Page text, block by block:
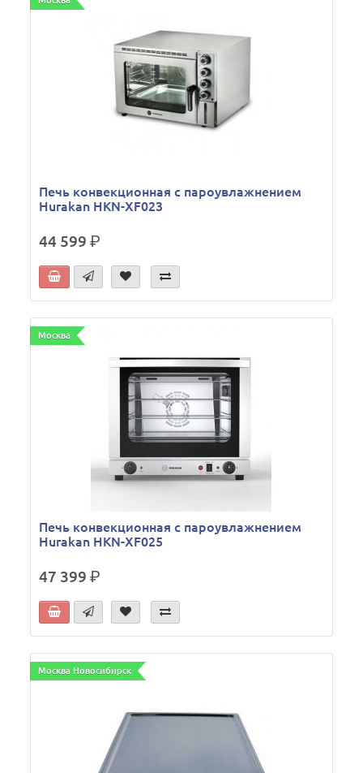
Печь конвекционная с пароувлажнением
Hurakan HKN-XF023
44 599р.
Москва
Печь конвекционная с пароувлажнением
Hurakan HKN-XF025
47 399р.
Москва Новосибирск